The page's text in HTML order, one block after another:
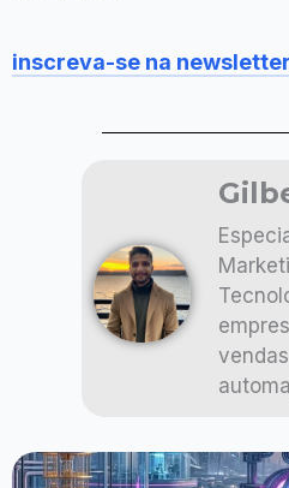
inscreva-se na newsletter